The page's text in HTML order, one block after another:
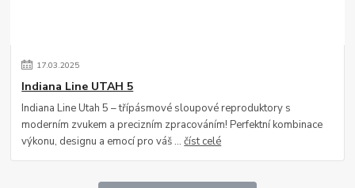
17.03.2025
Indiana Line UTAH 5
Indiana Line Utah 5 – třípásmové sloupové reproduktory s
moderním zvukem a precizním zpracováním! Perfektní kombinace
výkonu, designu a emocí pro váš ...číst celé